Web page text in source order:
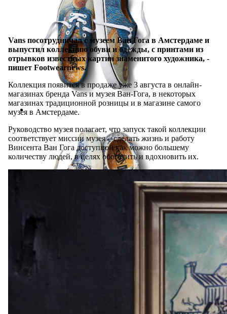
Vans посотрудничал с музеем Ван Гога в Амстердаме и
выпустил коллекцию обуви и одежды, с принтами из
отрывков известных картин знаменитого художника, -
пишет Footwearnews.
Коллекция появится в продаже уже 3 августа в онлайн-
магазинах бренда Vans и музея Ван-Гога, в некоторых
магазинах традиционной розницы и в магазине самого
музея в Амстердаме.
Руководство музея полагает, что запуск такой коллекции
соответствует миссии музея – сделать жизнь и работу
Винсента Ван Гога доступной как можно большему
количеству людей, в целях обогатить и вдохновить их.